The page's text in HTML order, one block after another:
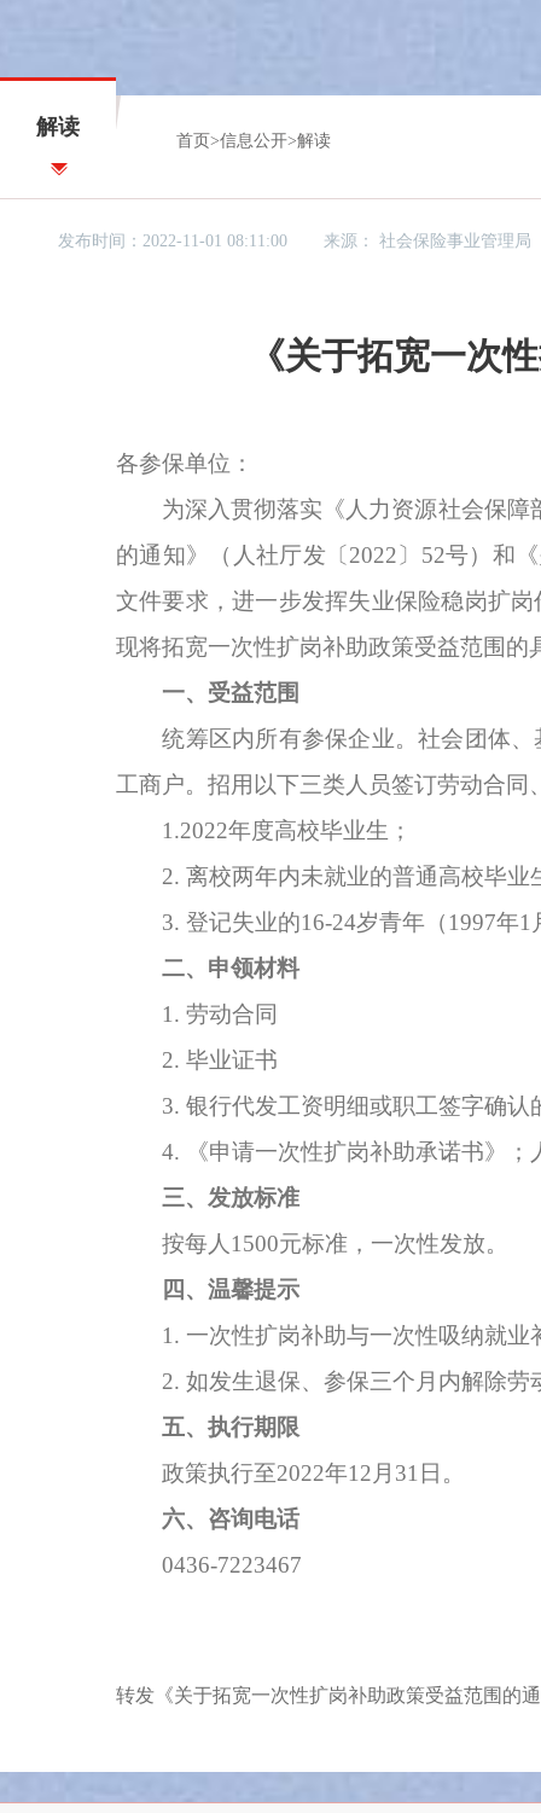
解读
首页 >信息公开>解读
发布时间：2022-11-01 08:11:00 来源：社会保险事业管理局
《关于拓宽一次
各参保单位：
为深入贯彻落实《人力资源社会保
的通知》（人社厅发〔 2022 〕 52号）和
文件要求，进一步发挥失业保险稳岗扩
现将拓宽一次性扩岗补助政策受益范围的
一、 受益范围
统筹区内所有参保企业。社会团体
工商户。招用以下三类人员签订劳动合
1.2022年度高校毕业生；
2. 离校两年内未就业的普通高校毕业
3. 登记失业的16-24岁青年（1997年1
二、 申领材料
1. 劳动合同
2. 毕业证书
3. 银行代发工资明细或职工签字确认
4.
《申请一次性扩岗补助承诺书》
三、 发放标准
按每人 1500元标准，一次性发放。
四、 温馨提示
1. 一次性扩岗补助与一次性吸纳就业
2. 如发生退保、参保三个月内解除
五、 执行期限
政策执行至2022年12 月 31 日。
六、 咨询电话
0436-7223467
转发《关于拓宽一次性扩岗补助政策受益范围的